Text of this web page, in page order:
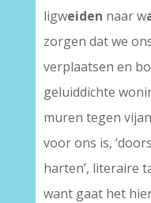
ligweiden naar w
zorgen dat we
verplaatsen en
geluiddichte
muren tegen
voor ons is,
harten’, literaire
want gaat het